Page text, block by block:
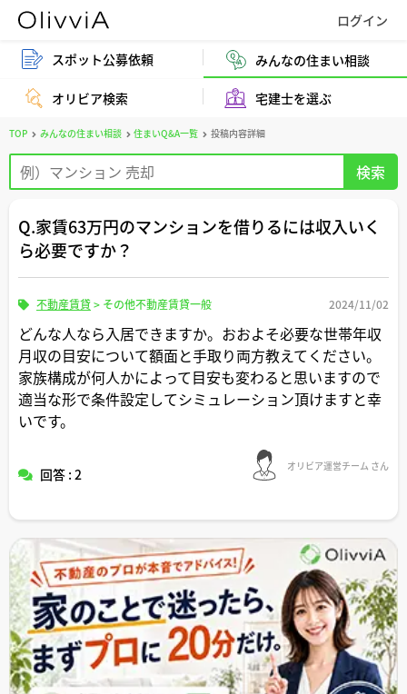
スポット公募依頼 みんなの住まい相談
オリビア検索 宅建士を選ぶ
TOP みんなの住まい相談 住まいQ&A一覧 投稿内容詳細
Q.家賃63万円のマンションを借りるには収入いく
ら必要ですか？
不動産賃貸> その他不動産賃貸一般 2024/11/02
どんな人なら入居できますか。おおよそ必要な世帯年収
月収の目安について額面と手取り両方教えてください。
家族構成が何人かによって目安も変わると思いますので
適当な形で条件設定してシミュレーション頂けますと幸
いです。
回答 : 2 オリビア運営チーム さん